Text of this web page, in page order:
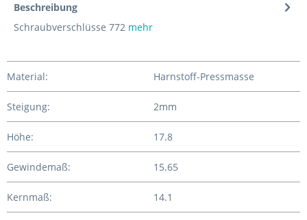
Beschreibung
Schraubverschlüsse 772 mehr
Material: Harnstoff-Pressmasse
Steigung: 2mm
Höhe: 17.8
Gewindemaß: 15.65
Kernmaß: 14.1